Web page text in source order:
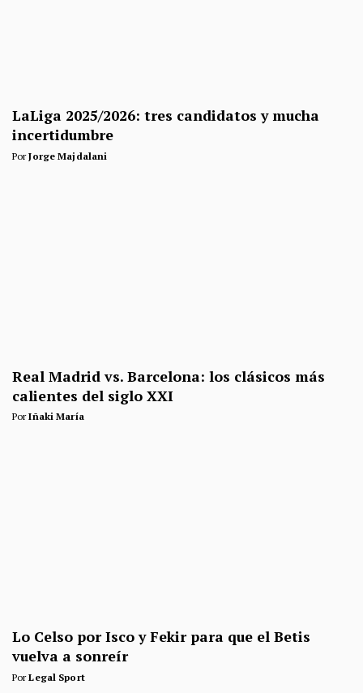
LaLiga 2025/2026: tres candidatos y mucha
incertidumbre
PorJorge Majdalani
Real Madrid vs. Barcelona: los clásicos más
calientes del siglo XXI
PorIñaki María
Lo Celso por Isco y Fekir para que el Betis
vuelva a sonreír
PorLegal Sport